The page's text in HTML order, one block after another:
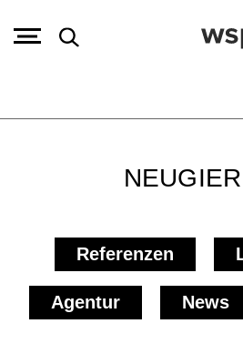
Referenzen
Agentur News